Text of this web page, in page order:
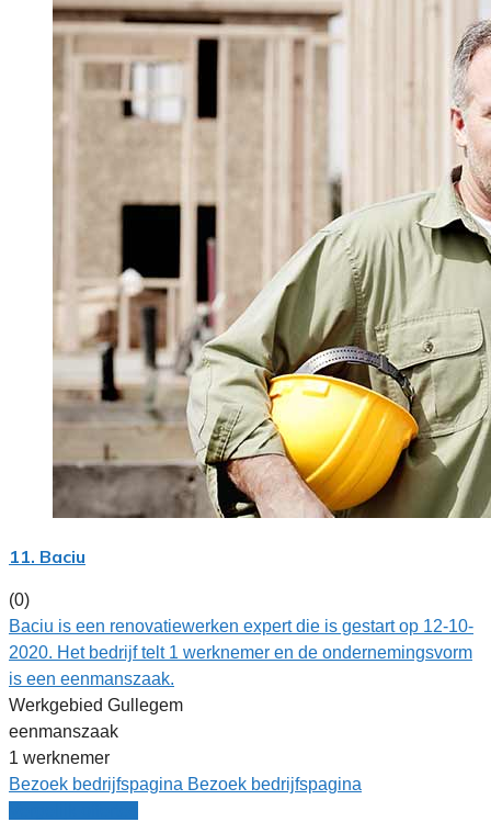
11. Baciu
(0)
Baciu is een renovatiewerken expert die is gestart op 12-10-
2020. Het bedrijf telt 1 werknemer en de ondernemingsvorm
is een eenmanszaak.
Werkgebied Gullegem
eenmanszaak
1 werknemer
Bezoek bedrijfspagina Bezoek bedrijfspagina